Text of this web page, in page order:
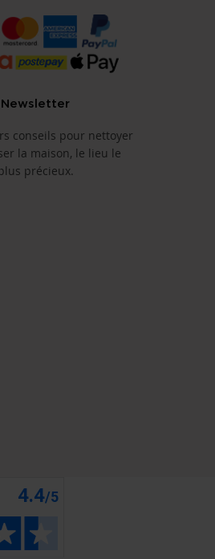
Newsletter
conseils pour nettoyer
la maison, le lieu le
précieux.